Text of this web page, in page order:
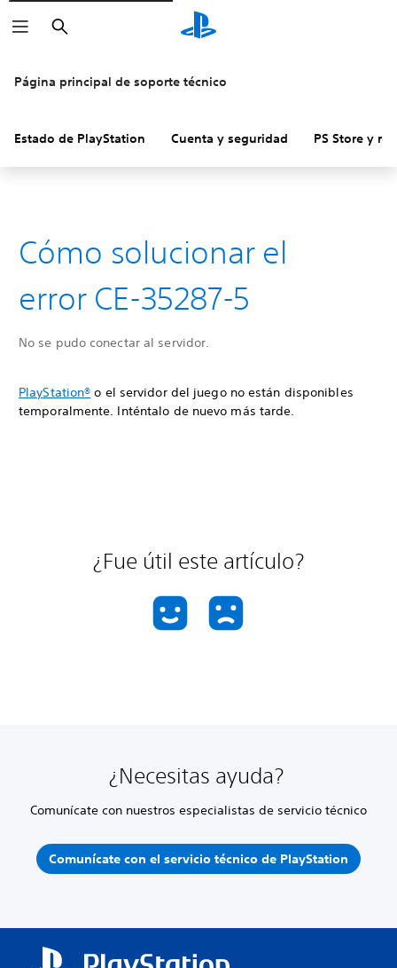
Buscar
Página principal de soporte técnico
Estado de PlayStation Cuenta y seguridad PS Store y
Cómo solucionar el
error CE-35287-5
No se pudo conectar al servidor.
PlayStation® o el servidor del juego no están disponibles
temporalmente. Inténtalo de nuevo más tarde.
¿Fue útil este artículo?
¿Necesitas ayuda?
Comunícate con nuestros especialistas de servicio técnico
Comunícate con el servicio técnico de PlayStation